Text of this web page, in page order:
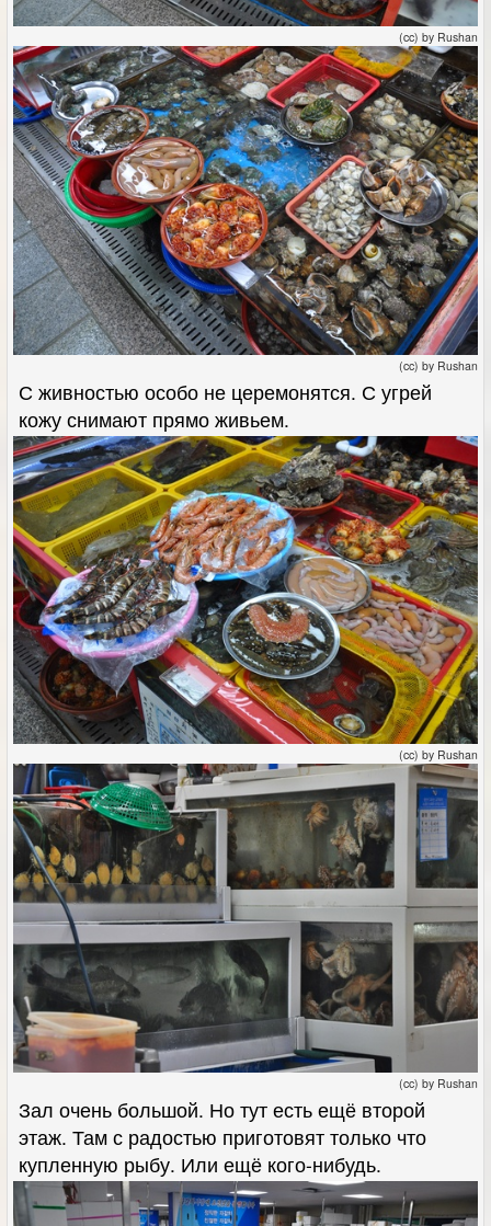
(cc) by Rushan
(cc) by Rushan
С живностью особо не церемонятся. С угрей
кожу снимают прямо живьем.
(cc) by Rushan
(cc) by Rushan
Зал очень большой. Но тут есть ещё второй
этаж. Там с радостью приготовят только что
купленную рыбу. Или ещё кого-нибудь.